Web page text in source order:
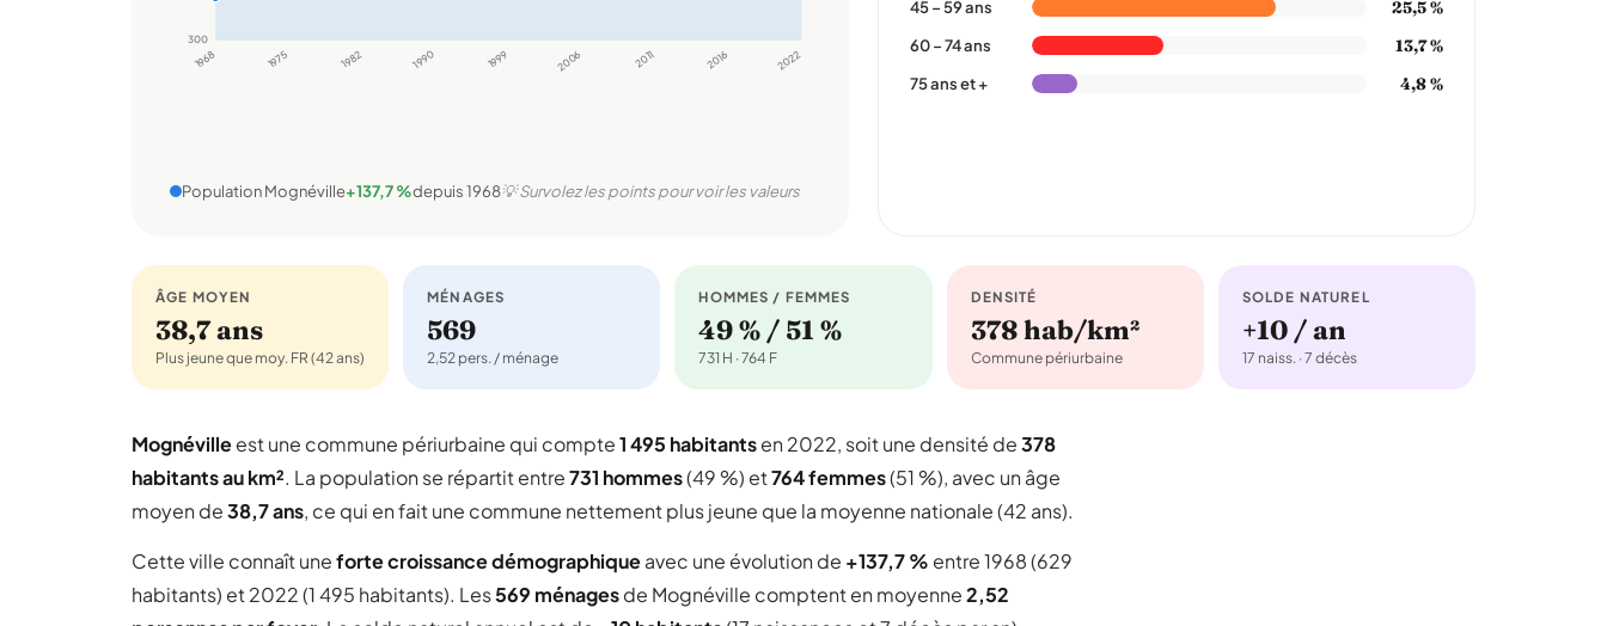
300
1968 1975 1982 1990 1999 2006 2011 2016 2022
Population Mognéville+137,7 %depuis 1968💡 Survolez les points pour voir les valeurs
45 – 59 ans 25,5 %
60 – 74 ans 13,7 %
75 ans et + 4,8 %
ÂGE MOYEN
38,7 ans
Plus jeune que moy. FR (42 ans)
MÉNAGES
569
2,52 pers. / ménage
HOMMES / FEMMES
49 % / 51 %
731 H · 764 F
DENSITÉ
378 hab/km²
Commune périurbaine
SOLDE NATUREL
+10 / an
17 naiss. · 7 décès
Mognévilleest une commune périurbaine qui compte1 495 habitantsen 2022, soit une densité de378
habitants au km². La population se répartit entre731 hommes(49 %) et764 femmes(51 %), avec un âge
moyen de38,7 ans, ce qui en fait une commune nettement plus jeune que la moyenne nationale (42 ans).
Cette ville connaît uneforte croissance démographiqueavec une évolution de +137,7 % entre 1968 (629
habitants) et 2022 (1 495 habitants). Les569 ménagesde Mognéville comptent en moyenne2,52